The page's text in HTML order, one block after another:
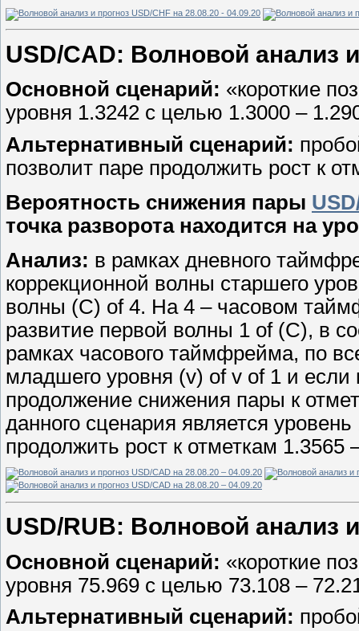
USD/СAD: Волновой анализ
Основной сценарий: «короткие
уровня 1.3242 с целью 1.3000 –
Альтернативный сценарий:
позволит паре продолжить рост к
Вероятность снижения пары
точка разворота находится на
Анализ: в рамках дневного
коррекционной волны старшего
волны (С) of 4. На 4 – часовом
развитие первой волны 1 of (С), в
рамках часового таймфрейма, по
младшего уровня (v) of v of 1 и если
продолжение снижения пары к
данного сценария является
продолжить рост к отметкам 1.3565
USD/RUB: Волновой анализ
Основной сценарий: «короткие
уровня 75.969 с целью 73.108 –
Альтернативный сценарий: